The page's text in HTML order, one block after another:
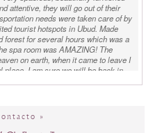
attentive, they will go out of their
needs were taken care of by
tourist hotspots in Ubud. Made
forest for several hours which was a
spa room was AMAZING! The
on earth, when it came to leave I
place. I am sure we will be back in
Lotus
»